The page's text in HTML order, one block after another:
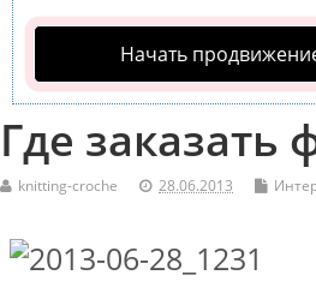
Начать
Где заказать
knitting-croche 28.06.2013